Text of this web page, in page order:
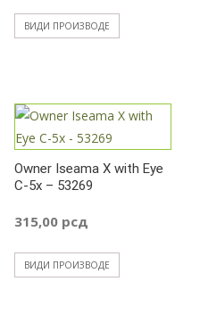
425,00
ВИДИ ПРОИЗВОДЕ
Owner Iseama X with Eye
C-5x – 53269
315,00 рсд
ВИДИ ПРОИЗВОДЕ